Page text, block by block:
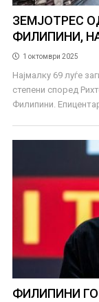
ЗЕМЈОТРЕС
ФИЛИПИНИ,
1 октомври 2025
Најмалку 69 луѓе
степени според
Филипини.
ФИЛИПИНИ